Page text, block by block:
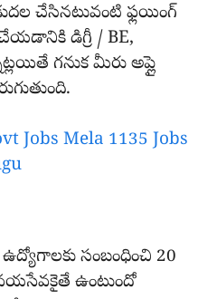
చేసినటువంటి ఫ్లయింగ్
డిగ్రీ / BE,
గనుక మీరు అప్లై
Jobs Mela 1135 Jobs
సంబంధించి 20
ఉంటుందో